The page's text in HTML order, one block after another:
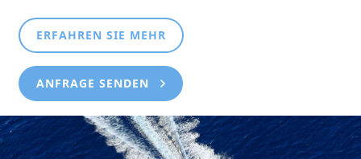
ERFAHREN SIE MEHR
ANFRAGE SENDEN